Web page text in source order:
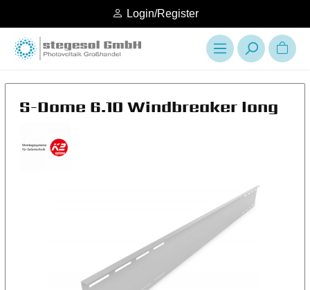
Login/Register
S-Dome 6.10 Windbreaker long